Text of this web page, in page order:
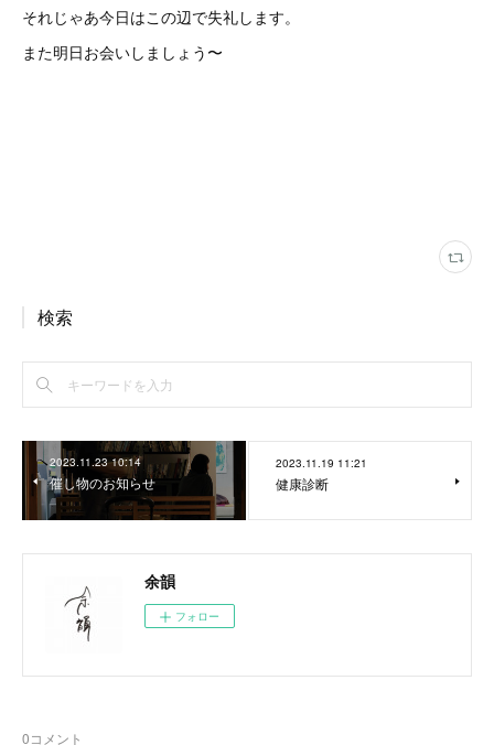
それじゃあ今日はこの辺で失礼します。
また明日お会いしましょう〜
検索
2023.11.23 10:14
催し物のお知らせ
2023.11.19 11:21
健康診断
余韻
フォロー
0コメント